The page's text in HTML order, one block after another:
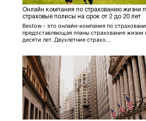
Онлайн компания по страхованию жизни
страховые полисы на срок от 2 до 20 лет
Bestow - это онлайн-компания по
предоставляющая планы страхования жизни
десяти лет. Двухлетние страхо...